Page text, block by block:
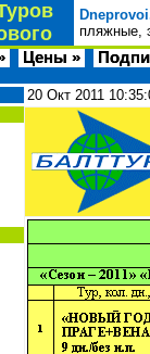
пляжные,
Цены »
20 Окт 2011